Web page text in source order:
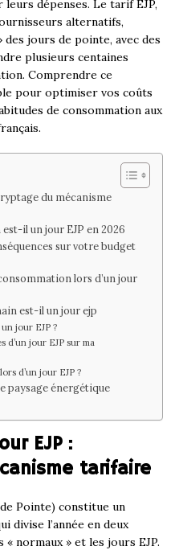
dépenses. Le tarif EJP,
alternatifs,
jours de pointe, avec des
plusieurs centaines
Comprendre ce
pour optimiser vos coûts
de consommation aux
du mécanisme
il un jour EJP en 2026
sur votre budget
lors d’un jour
est-il un jour ejp
jour EJP ?
d’un jour EJP sur ma
d’un jour EJP ?
paysage énergétique
EJP :
tarifaire
Pointe) constitue un
divise l’année en deux
normaux » et les jours EJP.